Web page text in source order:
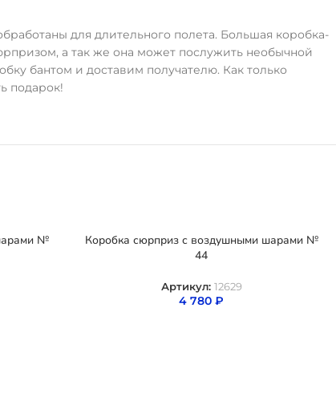
для длительного полета. Большая коробка-
а так же она может послужить необычной
бантом и доставим получателю. Как только
подарок!
№
Коробка сюрприз с воздушными шарами №
44
Артикул: 12629
4 780 ₽